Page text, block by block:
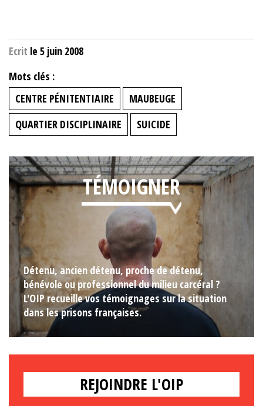
Ecrit le 5 juin 2008
Mots clés :
CENTRE PÉNITENTIAIRE
MAUBEUGE
QUARTIER DISCIPLINAIRE
SUICIDE
TÉMOIGNER
Détenu, ancien détenu, proche de détenu,
bénévole ou professionnel du milieu carcéral ?
L'OIP recueille vos témoignages sur la situation
dans les prisons françaises.
REJOINDRE L'OIP